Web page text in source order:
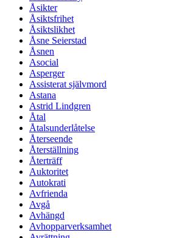
Åsikter
Åsiktsfrihet
Åsiktslikhet
Åsne Seierstad
Åsnen
Asocial
Asperger
Assisterat självmord
Astana
Astrid Lindgren
Åtal
Åtalsunderlåtelse
Återseende
Återställning
Återträff
Auktoritet
Autokrati
Avfrienda
Avgå
Avhängd
Avhopparverksamhet